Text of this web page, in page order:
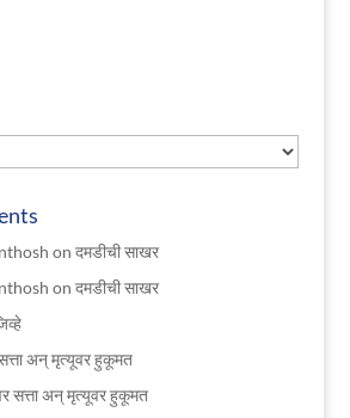
on दमडीची साखर
on दमडीची साखर
अन् मृत्यूवर हुकूमत
सत्ता अन् मृत्यूवर हुकूमत